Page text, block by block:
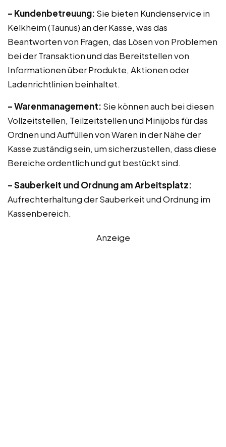
– Kundenbetreuung: Sie bieten Kundenservice in
Kelkheim (Taunus) an der Kasse, was das
Beantworten von Fragen, das Lösen von Problemen
bei der Transaktion und das Bereitstellen von
Informationen über Produkte, Aktionen oder
Ladenrichtlinien beinhaltet.
– Warenmanagement: Sie können auch bei diesen
Vollzeitstellen, Teilzeitstellen und Minijobs für das
Ordnen und Auffüllen von Waren in der Nähe der
Kasse zuständig sein, um sicherzustellen, dass diese
Bereiche ordentlich und gut bestückt sind.
– Sauberkeit und Ordnung am Arbeitsplatz:
Aufrechterhaltung der Sauberkeit und Ordnung im
Kassenbereich.
Anzeige